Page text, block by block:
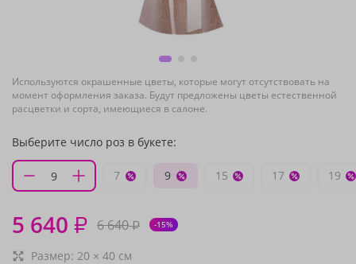
Используются окрашенные цветы, которые могут отсутствовать на
момент оформления заказа. Будут предложены цветы естественной
расцветки и сорта, имеющиеся в салоне.
Выберите число роз в букете:
7 9 15 17 19
5 640 ₽ 6 640₽ -15%
Размер: 20 × 40 см